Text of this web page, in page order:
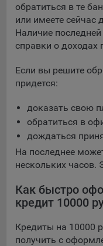
обратиться в те
или имеете сейчас
Наличие
справки о
Если вы решите
придется:
доказать свою
обратиться в
дождаться
На последнее
нескольких часов.
Как быстро
кредит 10000
Кредиты на 10000
получить с